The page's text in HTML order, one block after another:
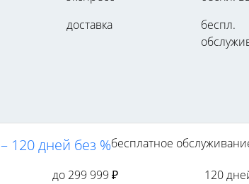
доставка
беспл.
120 дней без %бесплатное
до 299 999 ₽ 120